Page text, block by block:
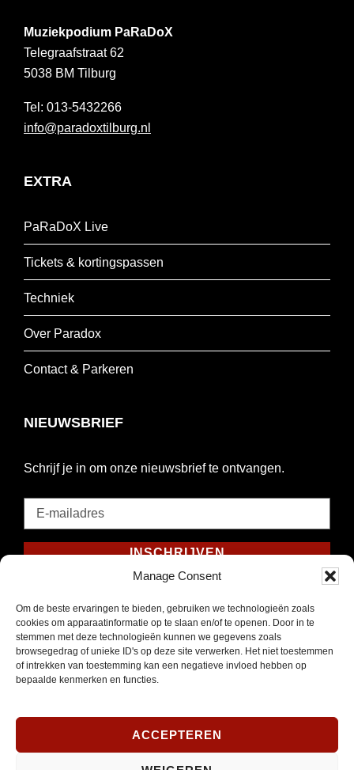
Manage Consent
Om de beste ervaringen te bieden, gebruiken we technologieën zoals
cookies om apparaatinformatie op te slaan en/of te openen. Door in te
stemmen met deze technologieën kunnen we gegevens zoals
browsegedrag of unieke ID's op deze site verwerken. Het niet toestemmen
of intrekken van toestemming kan een negatieve invloed hebben op
bepaalde kenmerken en functies.
ACCEPTEREN
Muziekpodium PaRaDoX
Telegraafstraat 62
5038 BM Tilburg
013-5432266
info@paradoxtilburg.nl
EXTRA
PaRaDoX Live
Tickets & kortingspassen
Techniek
Over Paradox
Contact & Parkeren
NIEUWSBRIEF
Schrijf je in om onze nieuwsbrief te ontvangen.
mailadres
INSCHRIJVEN
SOCIAL MEDIA
Opent